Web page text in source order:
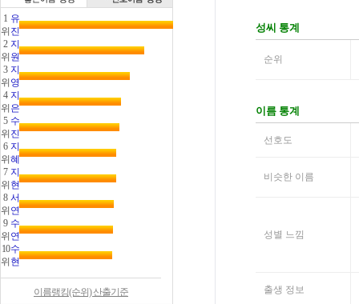
1
위
유
진
2
위
지
원
3
위
지
영
4
위
지
은
5
위
수
진
6
위
지
혜
7
위
지
현
8
위
서
연
9
위
수
연
10
위
수
현
이름랭킹(순위) 산출기준